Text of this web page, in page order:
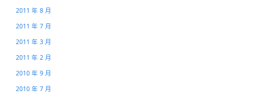
2011 年 8 月
2011 年 7 月
2011 年 3 月
2011 年 2 月
2010 年 9 月
2010 年 7 月